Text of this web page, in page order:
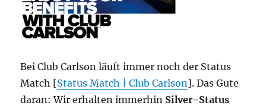
Bei Club Carlson läuft immer noch der Status
Match [Status Match | Club Carlson]. Das Gute
daran: Wir erhalten immerhin Silver-Status